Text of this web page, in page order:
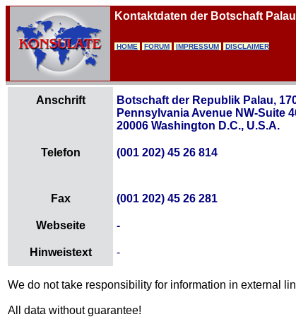
Kontaktdaten der Botschaft
HOME FORUM IMPRESSUM DISCLAIMER
Anschrift
Botschaft der Republik Palau,
Pennsylvania Avenue NW-Suite
20006 Washington D.C., U.S.A.
Telefon (001 202) 45 26 814
Fax (001 202) 45 26 281
Webseite -
Hinweistext -
We do not take responsibility for information in external
All data without guarantee!